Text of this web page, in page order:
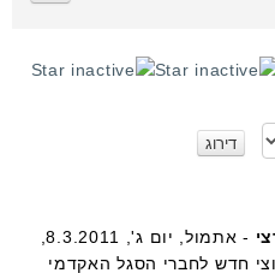
- אתמול, יום ג', 8.3.2011,
חדש לחברי הסגל האקדמי